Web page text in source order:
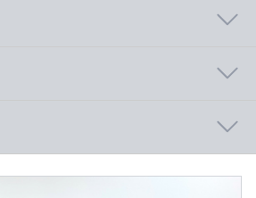
プロジェクトに携わっており、
々な言語の開発案件が多く、これ
がら、さまざまな業界・開発フェー
あります。
万＋インセンティブ
年俸を14分割）